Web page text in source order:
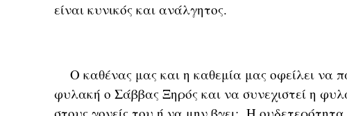
είναι κυνικός και ανάλγητος.
Ο καθένας μας και η καθεμία μας οφείλει να
φυλακή ο Σάββας Ξηρός και να συνεχιστεί η